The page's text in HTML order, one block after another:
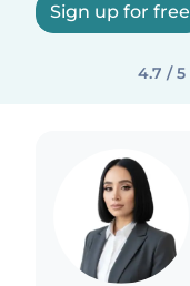
Sign up for free
4.7 / 5